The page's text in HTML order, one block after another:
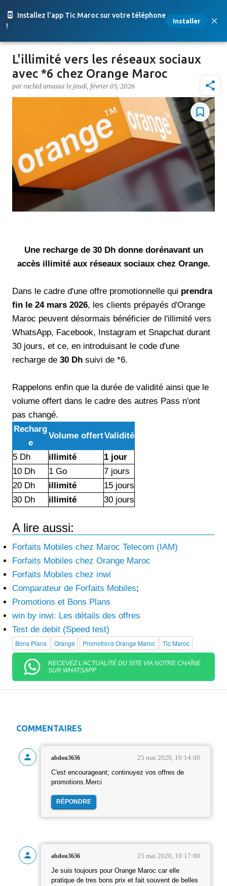
Installez l'app Tic Maroc sur votre téléphone
!
Installer
Accéder au contenu principal
L'illimité vers les réseaux sociaux
avec *6 chez Orange Maroc
par rachid amaoui le jeudi, février 05, 2026
Une recharge de 30 Dh donne dorénavant un
accès illimité aux réseaux sociaux chez Orange.
Dans le cadre d'une offre promotionnelle qui prendra
fin le 24 mars 2026, les clients prépayés d'Orange
Maroc peuvent désormais bénéficier de l'illimité vers
WhatsApp, Facebook, Instagram et Snapchat durant
30 jours, et ce, en introduisant le code d'une
recharge de 30 Dh suivi de *6.
Rappelons enfin que la durée de validité ainsi que le
volume offert dans le cadre des autres Pass n'ont
pas changé.
Recharg
e
Volume offertValidité
5 Dh illimité
1 jour
10 Dh
1 Go
7 jours
20 Dh
illimité
15 jours
30 Dh
illimité 30 jours
A lire aussi:
Forfaits Mobiles chez Maroc Telecom (IAM)
Forfaits Mobiles chez Orange Maroc
Forfaits Mobiles chez inwi
Comparateur de Forfaits Mobiles;
Promotions et Bons Plans
win by inwi: Les détails des offres
Test de debit (Speed test)
Bons Plans Orange Promotions Orange Maroc Tic Maroc
RECEVEZ L'ACTUALITÉ DU SITE VIA NOTRE CHAÎNE
SUR WHATSAPP
COMMENTAIRES
abdou3636 25 mai 2020, 10:14:00
C'est encourageant; continuyez vos offres de
promotions.Merci
RÉPONDRE
abdou3636 25 mai 2020, 10:17:00
Je suis toujours pour Orange Maroc car elle
pratique de tres bons prix et fait souvent de belles